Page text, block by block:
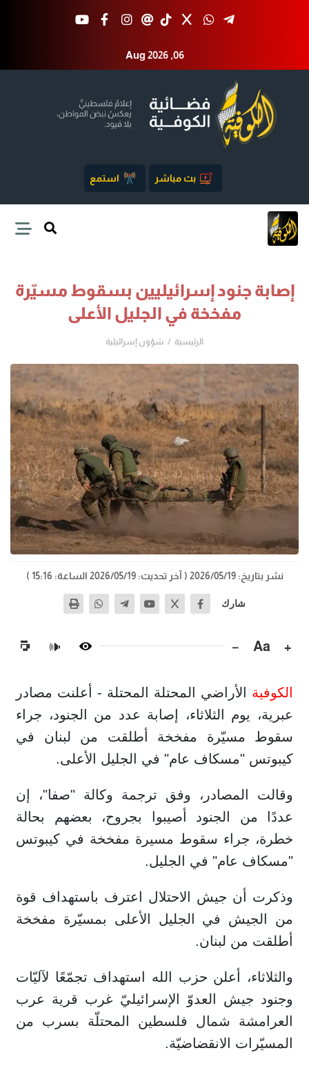
Aug 2026 ,06
بث مباشر استمع
إصابة جنود إسرائيليين بسقوط مسيّرة
مفخخة في الجليل الأعلى
الرئيسية شؤون إسرائيلية
نشر بتاريخ: 2026/05/19 ( آخر تحديث: 2026/05/19 الساعة: 15:16 )
شارك
+
Aa
−
🔊
الكوفية الأراضي المحتلة المحتلة - أعلنت مصادر
عبرية، يوم الثلاثاء، إصابة عدد من الجنود، جراء
سقوط مسيّرة مفخخة أطلقت من لبنان في
كيبوتس "مسكاف عام" في الجليل الأعلى.
وقالت المصادر، وفق ترجمة وكالة "صفا"، إن
عددًا من الجنود أصيبوا بجروح، بعضهم بحالة
خطرة، جراء سقوط مسيرة مفخخة في كيبوتس
"مسكاف عام" في الجليل.
وذكرت أن جيش الاحتلال اعترف باستهداف قوة
من الجيش في الجليل الأعلى بمسيّرة مفخخة
أطلقت من لبنان.
والثلاثاء، أعلن حزب الله استهداف تجمّعًا لآليّات
وجنود جيش العدوّ الإسرائيليّ غرب قرية عرب
العرامشة شمال فلسطين المحتلّة بسرب من
المسيّرات الانقضاضيّة.